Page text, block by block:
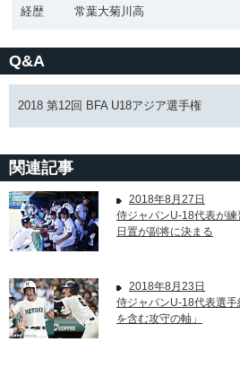
経歴 常葉大菊川高
Q&A
2018 第12回 BFA U18アジア選手権
関連記事
2018年8月27日
侍ジャパンU-18代表が練
日置が副将に決まる
2018年8月23日
侍ジャパンU-18代表選
を含む攻守の軸」